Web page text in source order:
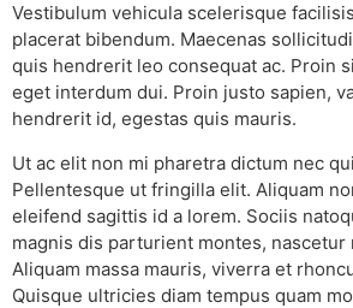
Vestibulum vehicula scelerisque
placerat bibendum. Maecenas
quis hendrerit leo consequat ac. Proin
eget interdum dui. Proin justo sapien,
hendrerit id, egestas quis mauris.
Ut ac elit non mi pharetra dictum nec
Pellentesque ut fringilla elit. Aliquam
eleifend sagittis id a lorem. Sociis
magnis dis parturient montes, nascetur
Aliquam massa mauris, viverra et
Quisque ultricies diam tempus quam